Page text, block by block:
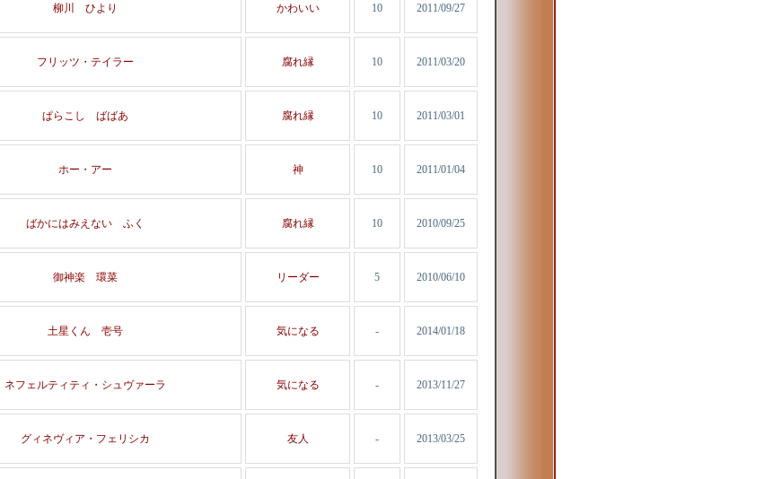
柳川 ひより かわいい 10 2011/09/27
フリッツ・テイラー 腐れ縁 10 2011/03/20
ぱらこし ばばあ 腐れ縁 10 2011/03/01
ホー・アー 神 10 2011/01/04
ばかにはみえない ふく 腐れ縁 10 2010/09/25
御神楽 環菜 リーダー 5 2010/06/10
土星くん 壱号 気になる - 2014/01/18
ネフェルティティ・シュヴァーラ 気になる - 2013/11/27
グィネヴィア・フェリシカ 友人 - 2013/03/25